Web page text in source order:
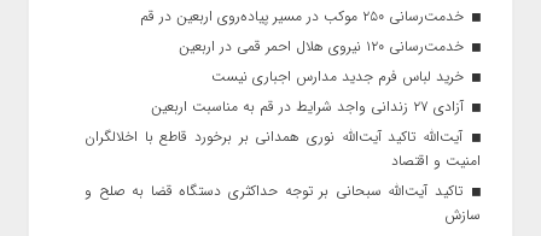
خدمت‌رسانی ۲۵۰ موکب در مسیر پیاده‌روی اربعین در قم
خدمت‌رسانی ۱۲۰ نیروی هلال احمر قمی در اربعین
خرید لباس فرم جدید مدارس اجباری نیست
آزادی ۲۷ زندانی واجد شرایط در قم به مناسبت اربعین
آیت‌الله تاکید آیت‌الله نوری همدانی بر برخورد قاطع با اخلالگران
امنیت و اقتصاد
تاکید آیت‌الله‌ سبحانی بر توجه حداکثری دستگاه قضا به صلح و
سازش